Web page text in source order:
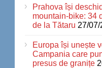
Prahova își
mountain-bike: 34
de la Tătaru 27/
Europa își unește
Campania care
presus de granițe